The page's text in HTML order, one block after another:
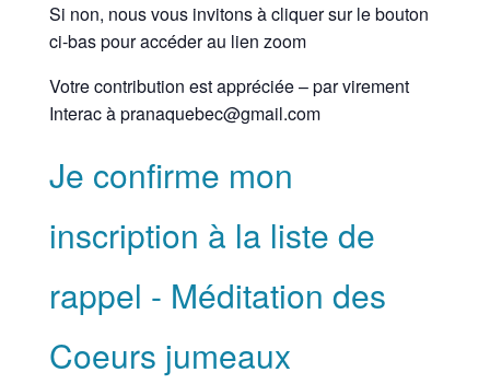
Si non, nous vous invitons à cliquer sur le bouton
ci-bas pour accéder au lien zoom
Votre contribution est appréciée – par virement
Interac à pranaquebec@gmail.com
Je confirme mon
inscription à la liste de
rappel - Méditation des
Coeurs jumeaux